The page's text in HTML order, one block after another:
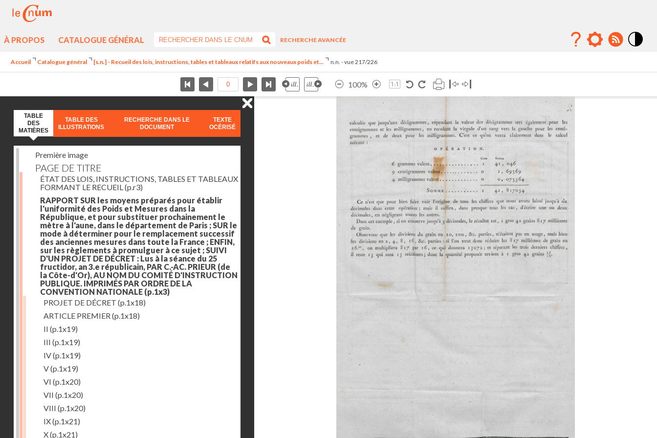
À PROPOS CATALOGUE GÉNÉRAL
RECHERCHE AVANCÉE
Accueil Catalogue général [s.n.] - Recueil des lois, instructions, tables et tableaux relatifs aux nouveaux poids et... n.n. - vue 217/226
100%
TABLE
DES
MATIÈRES
TABLE DES
ILLUSTRATIONS
RECHERCHE DANS LE
DOCUMENT
TEXTE
OCÉRISÉ
Première image
PAGE DE TITRE
ÉTAT DES LOIS, INSTRUCTIONS, TABLES ET TABLEAUX
FORMANT LE RECUEIL(p.r3)
RAPPORT SUR les moyens préparés pour établir
l'uniformité des Poids et Mesures dans la
République, et pour substituer prochainement le
mètre à l'aune, dans le département de Paris ; SUR le
mode à déterminer pour le remplacement successif
des anciennes mesures dans toute la France ; ENFIN,
sur les règlements à promulguer à ce sujet ; SUIVI
D'UN PROJET DE DÉCRET : Lus à la séance du 25
fructidor, an 3.e républicain, PAR C.-AC. PRIEUR (de
la Côte-d'Or), AU NOM DU COMITÉ D'INSTRUCTION
PUBLIQUE. IMPRIMÉS PAR ORDRE DE LA
CONVENTION NATIONALE (p.1x3)
PROJET DE DÉCRET (p.1x18)
ARTICLE PREMIER(p.1x18)
II (p.1x19)
III (p.1x19)
IV(p.1x19)
V(p.1x19)
VI (p.1x20)
VII (p.1x20)
VIII (p.1x20)
IX(p.1x21)
X(p.1x21)